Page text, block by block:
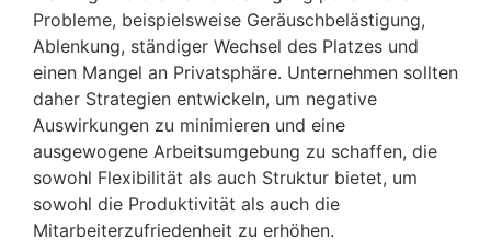
Probleme, beispielsweise Geräuschbelästigung,
Ablenkung, ständiger Wechsel des Platzes und
einen Mangel an Privatsphäre. Unternehmen sollten
daher Strategien entwickeln, um negative
Auswirkungen zu minimieren und eine
ausgewogene Arbeitsumgebung zu schaffen, die
sowohl Flexibilität als auch Struktur bietet, um
sowohl die Produktivität als auch die
Mitarbeiterzufriedenheit zu erhöhen.